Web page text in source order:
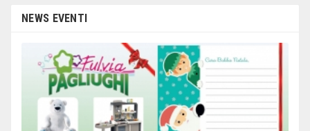
NEWS EVENTI